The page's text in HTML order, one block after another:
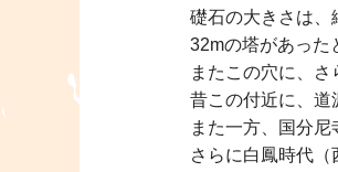
礎石の大きさは、
32mの塔があった
またこの穴に、
昔この付近に、道
また一方、国分尼
さらに白鳳時代